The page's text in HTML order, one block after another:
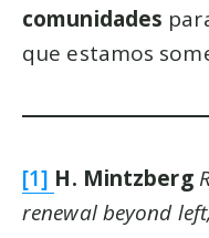
comunidades
que estamos
[1] H. Mintzberg
renewal beyond